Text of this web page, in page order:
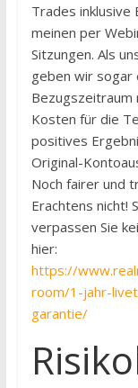
Trades inklusive
meinen per
Sitzungen. Als
geben wir sogar
Bezugszeitraum
Kosten für die
positives
Original-
Noch fairer und
Erachtens nicht!
verpassen Sie
hier:
https://
room/1-jahr-
garantie/